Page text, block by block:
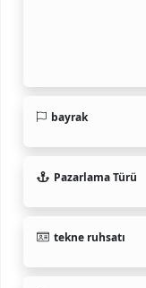
bayrak
Pazarlama Türü
tekne ruhsatı